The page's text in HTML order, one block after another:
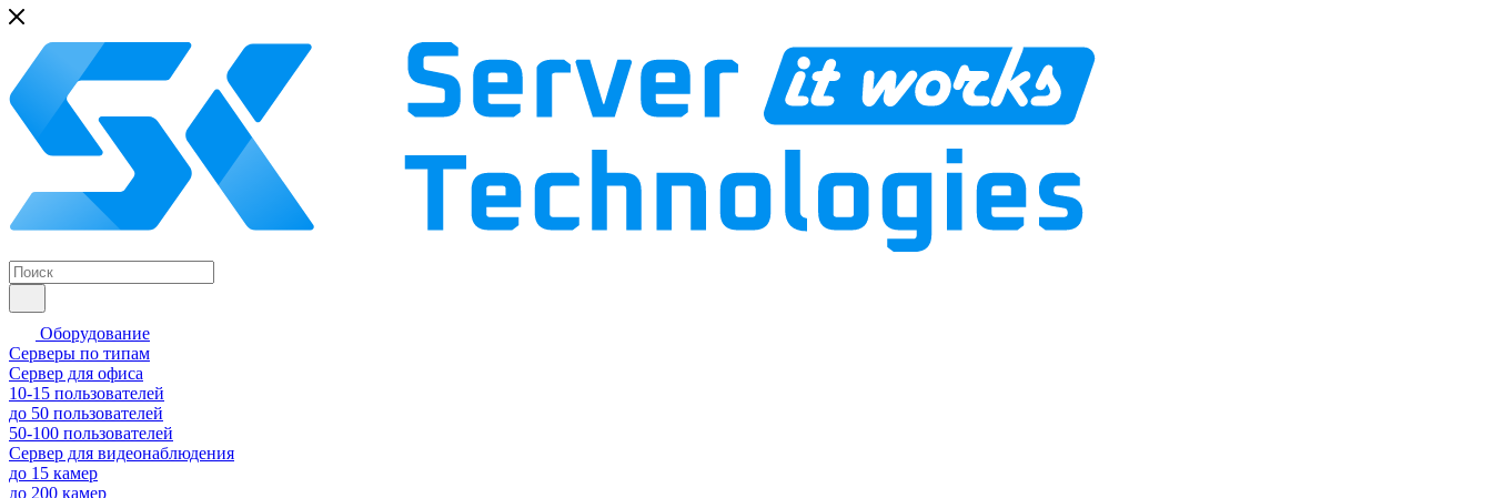
Оборудование
Серверы по типам
Сервер для офиса
10-15 пользователей
до 50 пользователей
50-100 пользователей
Сервер для видеонаблюдения
до 15 камер
до 200 камер